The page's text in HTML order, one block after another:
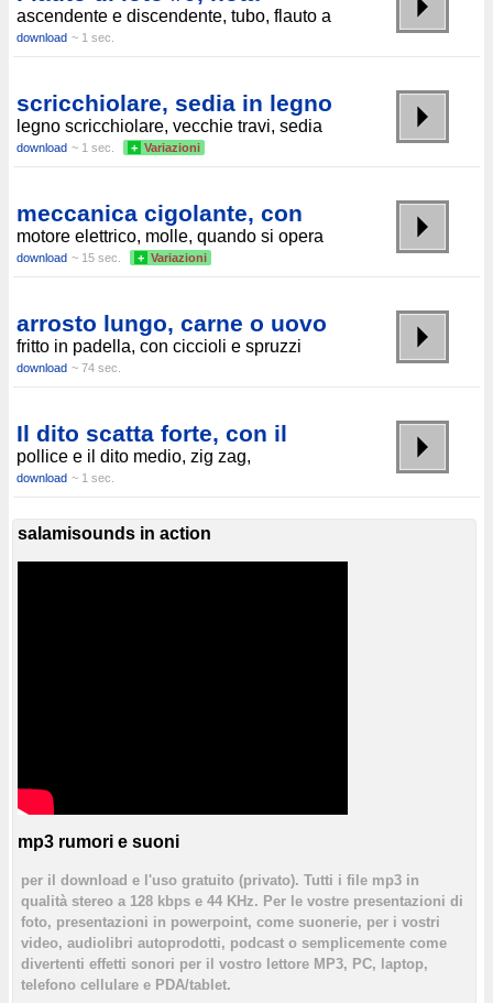
ascendente e discendente, tubo, flauto a
download ~ 1 sec.
scricchiolare, sedia in legno
legno scricchiolare, vecchie travi, sedia
download ~ 1 sec. + Variazioni
meccanica cigolante, con
motore elettrico, molle, quando si opera
download ~ 15 sec. + Variazioni
arrosto lungo, carne o uovo
fritto in padella, con ciccioli e spruzzi
download ~ 74 sec.
Il dito scatta forte, con il
pollice e il dito medio, zig zag,
download ~ 1 sec.
salamisounds in action
mp3 rumori e suoni
per il download e l'uso gratuito (privato). Tutti i file mp3 in
qualità stereo a 128 kbps e 44 KHz. Per le vostre presentazioni di
foto, presentazioni in powerpoint, come suonerie, per i vostri
video, audiolibri autoprodotti, podcast o semplicemente come
divertenti effetti sonori per il vostro lettore MP3, PC, laptop,
telefono cellulare e PDA/tablet.